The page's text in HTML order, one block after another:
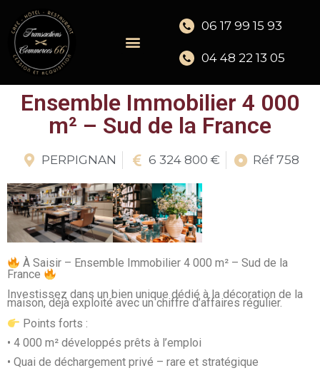
06 17 99 15 93
04 48 22 13 05
Ensemble Immobilier 4 000
m² – Sud de la France
PERPIGNAN 6 324 800 € Réf 758
À Saisir – Ensemble Immobilier 4 000 m² – Sud de la
France
Investissez dans un bien unique dédié à la décoration de la
maison, déjà exploité avec un chiffre d’affaires régulier.
Points forts :
• 4 000 m² développés prêts à l’emploi
• Quai de déchargement privé – rare et stratégique